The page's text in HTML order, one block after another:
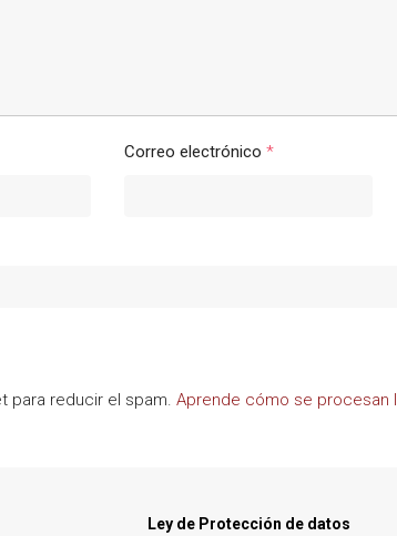
Correo electrónico *
para reducir el spam. Aprende cómo se procesan
Ley de Protección de datos